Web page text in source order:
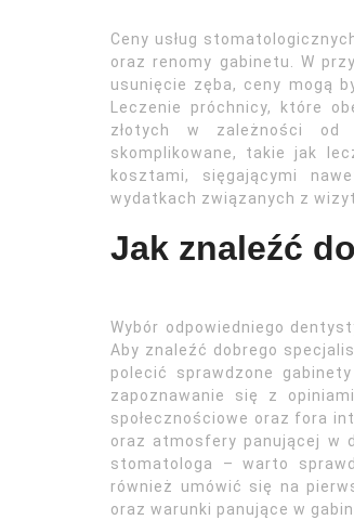
Ceny usług
oraz renomy gabinetu. W
usunięcie zęba, ceny mogą
Leczenie próchnicy, które
złotych w zależności od
skomplikowane, takie jak
kosztami, sięgającymi
wydatkach związanych z
Jak znaleźć
Wybór odpowiedniego
Aby znaleźć dobrego
polecić sprawdzone
zapoznawanie się z
społecznościowe oraz fora
oraz atmosfery panującej w
stomatologa – warto
również umówić się na
oraz warunki panujące w